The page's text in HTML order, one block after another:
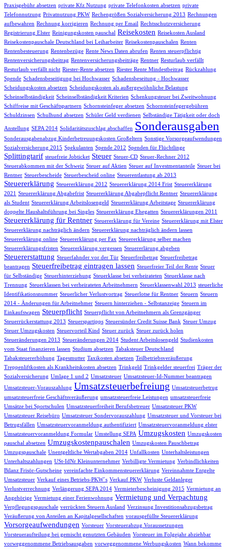
Praxisgebühr absetzen private Kfz Nutzung private Telefonkosten absetzen private
Telefonnutzung Privatnutzung PKW Rechengrößen Sozialversicherung 2013 Rechnungen
aufbewahren Rechnung korrigieren Rechnung per Email Rechtsschutzversicherung
Registrierung Elster Reinigungskosten pauschal Reisekosten Reisekosten Ausland
Reisekostenpauschale Deutschland bei Leiharbeiter Reisekostenpauschalen Renten
Rentenbesteuerung Rentenbezüge Rente News Daten abrufen Renten steuerpflichtig
Rentenversicherungsbeitrag Rentenversicherungsbeiträge Rentner Resturlaub verfällt
Resturlaub verfällt nicht Riester-Rente absetzen Riester Rente Mindestbeitrag Rückzahlung
Spende Schadensbeseitigung bei Hochwasser Schadensbeseitung - Hochwasser
Scheidungskosten absetzen Scheidungskosten als außergewöhnliche Belastung
Scheinselbständigkeit Scheinselbständigkeit Kriterien Schenkungsteuer bei Zweitwohnung
Schiffreise mit Geschäftspartnern Schornsteinfeger absetzen Schornsteinfegergebühren
Schuldzinsen Schulhund absetzen Schüler Geld verdienen Selbständige Tätigkeit oder doch
Anstellung SEPA 2014 Solidaritätszuschlag abschaffen Sonderausgaben
Sonderausgabenabzug Kinderbetreuungskosten Großeltern Sonstige Vorsorgeaufwendungen
Sozialversicherung 2015 Spekulanten Spende 2012 Spenden für Flüchtlinge
Splittingtarif steuefreie Jobticket Steuer Steuer-CD Steuer-Rechner 2012
Steuerabkommen mit der Schweiz Steuer auf Aktien Steuer auf Investmentanteile Steuer bei
Rentner Steuerbescheide Steuerbescheid online Steuerentlastung ab 2013
Steuererklärung Steuererklärung 2012 Steuererklärung 2014 Frist Steuererklärung
2021
Steuererklärung Abgabefrist Steuererklärung Abgabepflicht Rentner Steuererklärung
als Student Steuererklärung Arbeitslosengeld Steuererklärung Arbeitstage Steuererklärung
doppelte Haushaltsführung bei Singles Steuererklärung Ehegatten Steuererklärungen 2011
Steuererklärung für Rentner Steuererklärung für Vereine Steuererklärung mit Elster
Steuererklärung nachträglich ändern Steuererklärung nachträglich ändern lassen
Steuererklärung online Steuererklärung per Fax Steuererklärung selber machen
Steuererklärungsfristen Steuererklärung vergessen Steuererlärung abgeben
Steuererstattung Steuerfahnder vor der Tür Steuerfreibetrag Steuerfreibetrag
beantragen Steuerfreibetrag eintragen lassen Steuerfreier Teil der Rente Steuer
für Selbständige Steuerhinterziehung Steuerklasse bei verheirateten Steuerklasse nach
Trennung Steuerklassen bei verheirateten Arbeitnehmern Steuerklassenwahl 2013 steuerliche
Identifikationsnummer Steuerlicher Verlustvortrag Steuerlotse für Rentner Steuern Steuern
2014 - Änderungen für Arbeitnehmer Steuern hinterziehen - Selbstanzeige Steuern im
Einkaufswagen Steuerpflicht Steuerpflicht von Arbeitnehmern als Grenzgänger
Steuerrückerstattung 2013 Steuerspartipps Steuersünder Credit Suisse Bank Steuer Umzug
Steuer Umzugskosten Steuervorteil Kind Steuer zurück Steuer zurück holen
Steueränderungen 2013 Steueränderungen 2014 Student Arbeitslosengeld Studienkosten
vom Staat finanzieren lassen Studium absetzen Tabaksteuer Deutschland
Tabaksteuererhöhung Tagesmutter Taxikosten absetzen Teilbetriebsveräußerung
Treppenliftkosten als Krankheitskosten absetzen Trinkgeld Trinkgelder steuerfrei Träger der
Sozialversicherung Umlage 1 und 2 Umsatzsteuer Umsatzsteuer-Id-Nummer beantragen
Umsatzsteuer-Vorauszahlung Umsatzsteuerbefreiung Umsatzsteuerbetrug
umsatzsteuerfreie Geschäftsveräußerung umsatzsteuerfreie Leistungen umsatzsteuerfreie
Umsätze bei Sportschulen Umsatzsteuerfreiheit Berufsbetreuer Umsatzsteuer PKW
Umsatzsteuer Reisebüro Umsatzsteuer Sondervorauszahlung Umsatzsteuer und Vorsteuer bei
Betrugsfällen Umsatzsteuervoranmeldung authentifiziert Umsatzsteuervoranmeldung elster
Umsatzsteuervoranmeldung Formular Umstellung SEPA Umzugskosten Umzugskosten
pauschal absetzen Umzugskostenpauschalen Umzugskosten Pauschbetrag
Umzugspauschale Unentgeltliche Wertabgaben 2014 Unfallkosten Unterhaltsleistungen
Unterhaltszahlungen USt-IdNr Kleinunternehmer Verbilligte Vermietung Verbindlichkeiten
Bilanz Frisör-Gutscheine vereinfachte Einkommensteuererklärung Vereinnahmte Entgelte
Umsatzsteuer Verkauf eines Betriebs-PKW´s Verkauf PKW Verluste Geldanleger
Verlustverrechnung Verlängerung SEPA 2014 Vermieterbescheinigung 2015 Vermietung an
Angehörige Vermietung einer Ferienwohnung Vermietung und Verpachtung
Verpflegungspauschale verrückten Steuern Ausland Verzinsung Investitionsabzugsbetrag
Veräußerung von Anteilen an Kapitalgesellschaften vorausgefüllte Steuererklärung
Vorsorgeaufwendungen Vorsteuer Vorsteuerabzug Voraussetzungen
Vorsteueraufteilung bei gemischt genutzten Gebäuden Vorsteuer im Folgejahr abziehbar
vorweggenommene Betriebsausgaben vorweggenommene Werbungskosten Wann bekomme